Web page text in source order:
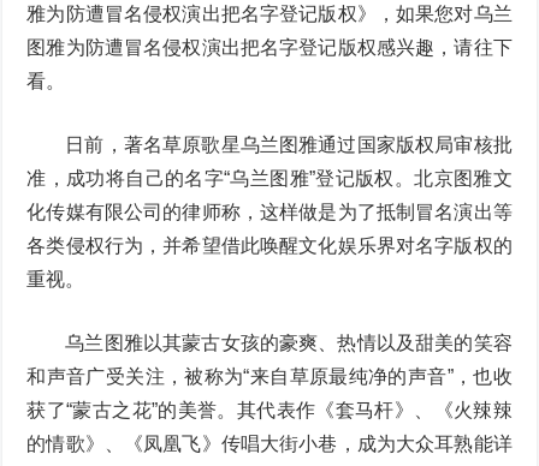
雅为防遭冒名侵权演出把名字登记版权》，如果您对乌兰
图雅为防遭冒名侵权演出把名字登记版权感兴趣，请往下
看。
日前，著名草原歌星乌兰图雅通过国家版权局审核批
准，成功将自己的名字“乌兰图雅”登记版权。北京图雅文
化传媒有限公司的律师称，这样做是为了抵制冒名演出等
各类侵权行为，并希望借此唤醒文化娱乐界对名字版权的
重视。
乌兰图雅以其蒙古女孩的豪爽、热情以及甜美的笑容
和声音广受关注，被称为“来自草原最纯净的声音”，也收
获了“蒙古之花”的美誉。其代表作《套马杆》、《火辣辣
的情歌》、《凤凰飞》传唱大街小巷，成为大众耳熟能详